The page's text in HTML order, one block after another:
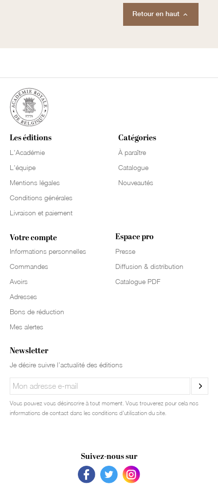
Retour en haut 
Les éditions
L'Académie
L'équipe
Mentions légales
Conditions générales
Livraison et paiement
Catégories
À paraître
Catalogue
Nouveautés
Votre compte
Informations personnelles
Commandes
Avoirs
Adresses
Bons de réduction
Mes alertes
Espace pro
Presse
Diffusion & distribution
Catalogue PDF
Newsletter
Je désire suivre l’actualité des éditions
Vous pouvez vous désinscrire à tout moment. Vous trouverez pour cela nos
informations de contact dans les conditions d'utilisation du site.
Suivez-nous sur